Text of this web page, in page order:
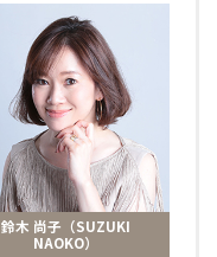
鈴木 尚子（SUZUKI
NAOKO）